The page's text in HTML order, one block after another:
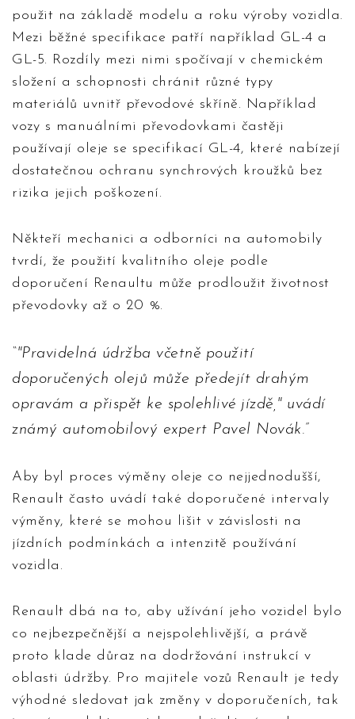
použit na základě modelu a roku výroby vozidla.
Mezi běžné specifikace patří například GL-4 a
GL-5. Rozdíly mezi nimi spočívají v chemickém
složení a schopnosti chránit různé typy
materiálů uvnitř převodové skříně. Například
vozy s manuálními převodovkami častěji
používají oleje se specifikací GL-4, které nabízejí
dostatečnou ochranu synchrových kroužků bez
rizika jejich poškození.
Někteří mechanici a odborníci na automobily
tvrdí, že použití kvalitního oleje podle
doporučení Renaultu může prodloužit životnost
převodovky až o 20 %.
"Pravidelná údržba včetně použití
doporučených olejů může předejít drahým
opravám a přispět ke spolehlivé jízdě," uvádí
známý automobilový expert Pavel Novák.
Aby byl proces výměny oleje co nejjednodušší,
Renault často uvádí také doporučené intervaly
výměny, které se mohou lišit v závislosti na
jízdních podmínkách a intenzitě používání
vozidla.
Renault dbá na to, aby užívání jeho vozidel bylo
co nejbezpečnější a nejspolehlivější, a právě
proto klade důraz na dodržování instrukcí v
oblasti údržby. Pro majitele vozů Renault je tedy
výhodné sledovat jak změny v doporučeních, tak